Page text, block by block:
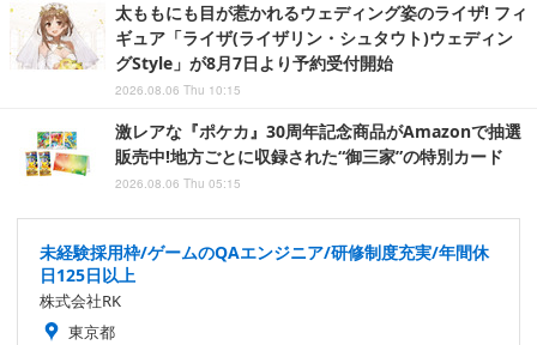
太ももにも目が惹かれるウェディング姿のライザ! フィ
ギュア「ライザ(ライザリン・シュタウト)ウェディン
グStyle」が8月7日より予約受付開始
2026.08.06 Thu 10:15
激レアな『ポケカ』30周年記念商品がAmazonで抽選
販売中!地方ごとに収録された“御三家”の特別カード
2026.08.06 Thu 05:15
未経験採用枠/ゲームのQAエンジニア/研修制度充実/年間休
日125日以上
株式会社RK
東京都